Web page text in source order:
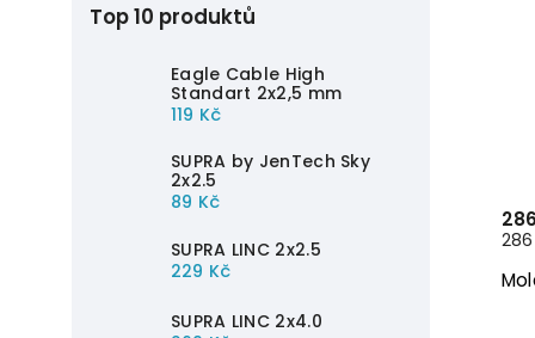
Top 10 produktů
Eagle Cable High
Standart 2x2,5 mm
119 Kč
SUPRA by JenTech Sky
2x2.5
89 Kč
SUPRA LINC 2x2.5
229 Kč
SUPRA LINC 2x4.0